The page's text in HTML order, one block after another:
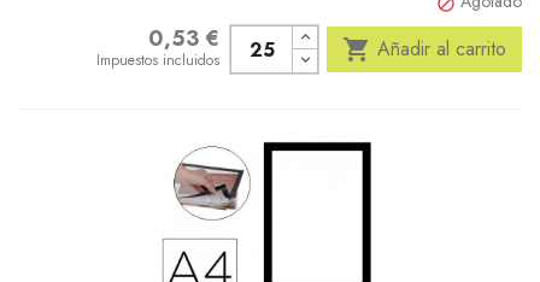

0,53 €
Impuestos incluidos  Añadir al carrito